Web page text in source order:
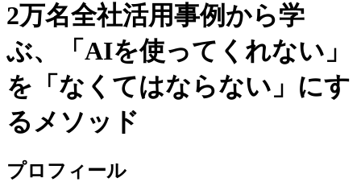
2万名全社活用事例から学
ぶ、「AIを使ってくれない」
を「なくてはならない」にす
るメソッド
プロフィール